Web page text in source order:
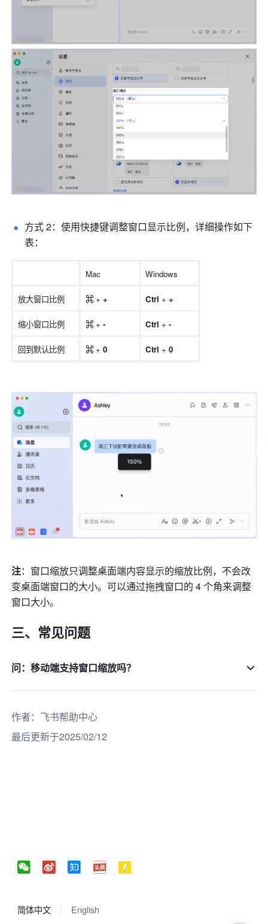
方式 2：使用快捷键调整窗口显示比例，详细操作如下
表：
Mac Windows
放大窗口比例 ⌘ + + Ctrl + +
缩小窗口比例 ⌘ + - Ctrl + -
回到默认比例 ⌘ + 0 Ctrl + 0
注：窗口缩放只调整桌面端内容显示的缩放比例，不会改
变桌面端窗口的大小。可以通过拖拽窗口的 4 个角来调整
窗口大小。
三、常见问题
问：移动端支持窗口缩放吗？
作者： 飞书帮助中心
最后更新于2025/02/12
简体中文 English